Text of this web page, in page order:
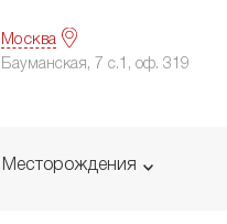
Москва
Бауманская, 7 с.1, оф. 319
Месторождения